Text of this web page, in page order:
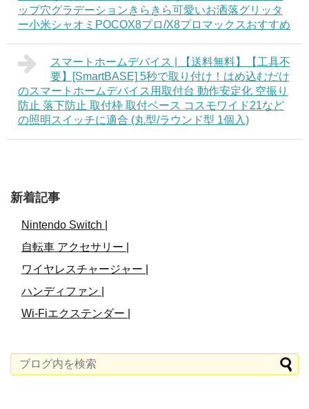
ップ穴グラデーションきらきら可愛いお洒落グリッタ
ー小米シャオミPOCOX8プロ/X8プロマックスおすすめ
スマートホームデバイス | 【送料無料】【工具不
要】[SmartBASE] 5秒で取り付け！はめ込むだけ
のスマートホームデバイス用取付台 動作安定化 空振り
防止 落下防止 取付枠 取付ベース コスモワイド21など
の照明スイッチに適合 (丸型/ラウンド型 1個入)
新着記事
Nintendo Switch |
自転車 アクセサリー |
ワイヤレスチャージャー |
ハンディファン |
Wi-Fiエクステンダー |